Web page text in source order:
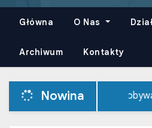
e
Główna O Nas
Archiwum Kontakty
Nowina
Polakiem – obywatelem Ukrainy”